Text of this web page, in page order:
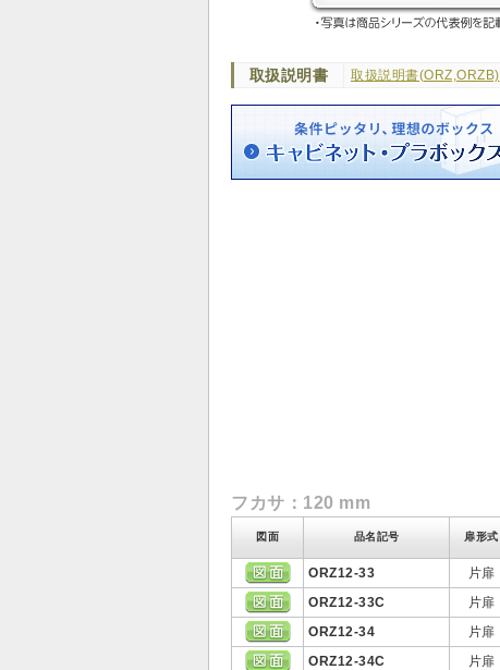
取扱説明書 取扱説明書(ORZ,ORZB)
フカサ：120 mm
図面 品名記号 扉形式
ORZ12-33 片扉
ORZ12-33C
片扉
ORZ12-34
片扉
ORZ12-34C
片扉